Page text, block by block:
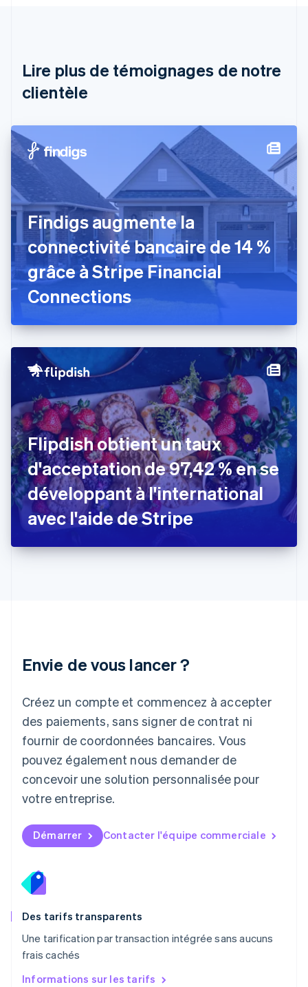
Lire plus de témoignages de notre
clientèle
Findigs augmente la
connectivité bancaire de 14 %
grâce à Stripe Financial
Connections
Flipdish obtient un taux
d'acceptation de 97,42 % en se
développant à l'international
avec l'aide de Stripe
Envie de vous lancer ?
Créez un compte et commencez à accepter
des paiements, sans signer de contrat ni
fournir de coordonnées bancaires. Vous
pouvez également nous demander de
concevoir une solution personnalisée pour
votre entreprise.
Démarrer Contacter l'équipe commerciale
Des tarifs transparents
Une tarification par transaction intégrée sans aucuns
frais cachés
Informations sur les tarifs
Brésil
PortuguêsEnglish
Bulgarie
Chine continentale
简体中文English
Chypre
English
Croatie
English Italiano
Danemark
English
Émirats arabes unis
English
EspañolEnglish
English
États-Unis
English 简体中文
Finlande
France
FrançaisEnglish
Gibraltar
English
Grèce
English
Hongrie
English
Inde
English
English
Deutsch English
Luxembourg
FrançaisDeutsch English
Malaisie
English 简体中文
Malte
English
EspañolEnglish
English
Nouvelle-Zélande
Pays-Bas
Nederlands
English
PortuguêsEnglish
R.A.S. de Hong Kong, Chine
English